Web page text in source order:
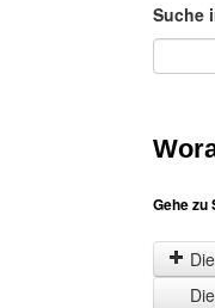
Suche
Suche
Gehe zu